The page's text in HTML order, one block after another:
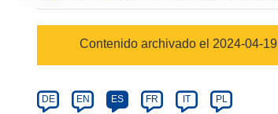
Category
Contenido archivado el 2024-04-19
Article
DE EN ES FR IT PL